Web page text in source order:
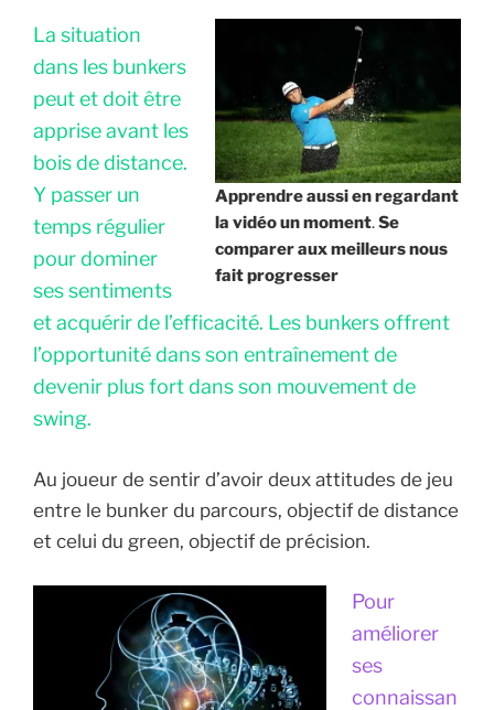
Apprendre aussi en regardant
la vidéoun moment.Se
comparer aux meilleurs nous
fait progresser
La situation
dans les bunkers
peut et doit être
apprise avant les
bois de distance.
Y passer un
temps régulier
pour dominer
ses sentiments
et acquérir de l’efficacité. Les bunkers offrent
l’opportunité dans son entraînement de
devenir plus fort dans son mouvement de
swing.
Au joueur de sentir d’avoir deux attitudes de jeu
entre le bunker du parcours, objectif de distance
et celui du green, objectif de précision.
Pour
améliorer
ses
connaissan